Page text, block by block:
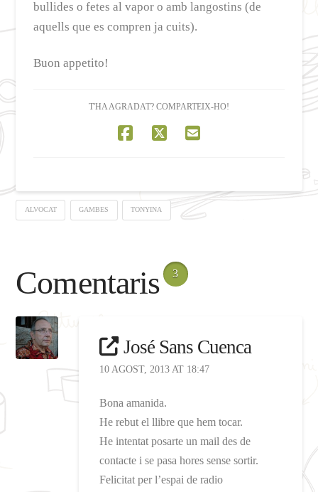
bullides o fetes al vapor o amb langostins (de
aquells que es compren ja cuits).
Buon appetito!
T'HA AGRADAT? COMPARTEIX-HO!
ALVOCAT GAMBES TONYINA
Comentaris 3
José Sans Cuenca
10 AGOST, 2013 AT 18:47
Bona amanida.
He rebut el llibre que hem tocar.
He intentat posarte un mail des de
contacte i se pasa hores sense sortir.
Felicitat per l’espai de radio